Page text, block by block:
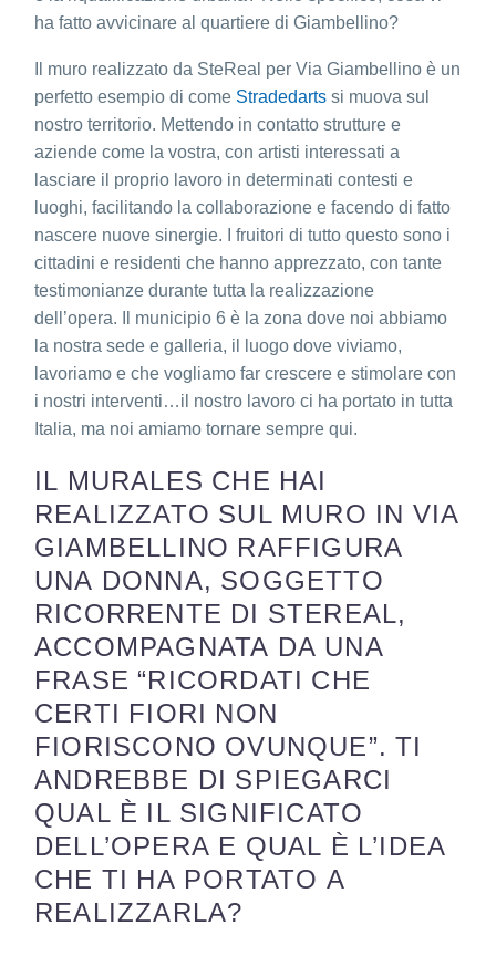
ha fatto avvicinare al quartiere di Giambellino?
Il muro realizzato da SteReal per Via Giambellino è un
perfetto esempio di come Stradedartssi muova sul
nostro territorio. Mettendo in contatto strutture e
aziende come la vostra, con artisti interessati a
lasciare il proprio lavoro in determinati contesti e
luoghi, facilitando la collaborazione e facendo di fatto
nascere nuove sinergie. I fruitori di tutto questo sono i
cittadini e residenti che hanno apprezzato, con tante
testimonianze durante tutta la realizzazione
dell’opera. Il municipio 6 è la zona dove noi abbiamo
la nostra sede e galleria, il luogo dove viviamo,
lavoriamo e che vogliamo far crescere e stimolare con
i nostri interventi…il nostro lavoro ci ha portato in tutta
Italia, ma noi amiamo tornare sempre qui.
IL MURALES CHE HAI
REALIZZATO SUL MURO IN VIA
GIAMBELLINO RAFFIGURA
UNA DONNA, SOGGETTO
RICORRENTE DI STEREAL,
ACCOMPAGNATA DA UNA
FRASE “RICORDATI CHE
CERTI FIORI NON
FIORISCONO OVUNQUE”. TI
ANDREBBE DI SPIEGARCI
QUAL È IL SIGNIFICATO
DELL’OPERA E QUAL È L’IDEA
CHE TI HA PORTATO A
REALIZZARLA?